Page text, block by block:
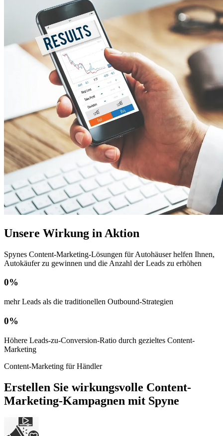
Unsere Wirkung in Aktion
Spynes Content-Marketing-Lösungen für Autohäuser helfen Ihnen,
Autokäufer zu gewinnen und die Anzahl der Leads zu erhöhen
0%
mehr Leads als die traditionellen Outbound-Strategien
0%
Höhere Leads-zu-Conversion-Ratio durch gezieltes Content-
Marketing
Content-Marketing für Händler
Erstellen Sie wirkungsvolle Content-
Marketing-Kampagnen mit Spyne